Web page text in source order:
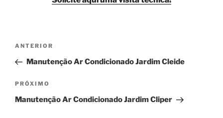
Navegação
Post
Post
anterior
ANTERIOR
Manutenção Ar Condicionado Jardim Cleide
Próximo
post
PRÓXIMO
Manutenção Ar Condicionado Jardim Cliper